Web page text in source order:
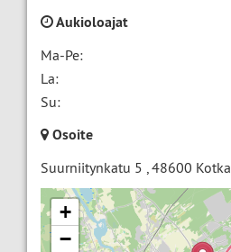
Aukioloajat
Ma-Pe:
La:
Su:
Osoite
Suurniitynkatu 5 ,48600 Kotka
+
−